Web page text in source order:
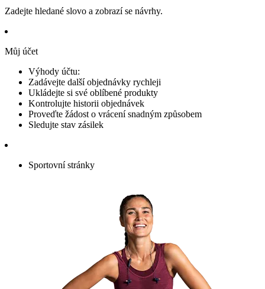
Zadejte hledané slovo a zobrazí se návrhy.
Můj účet
Výhody účtu:
Zadávejte další objednávky rychleji
Ukládejte si své oblíbené produkty
Kontrolujte historii objednávek
Proveďte žádost o vrácení snadným způsobem
Sledujte stav zásilek
Sportovní stránky